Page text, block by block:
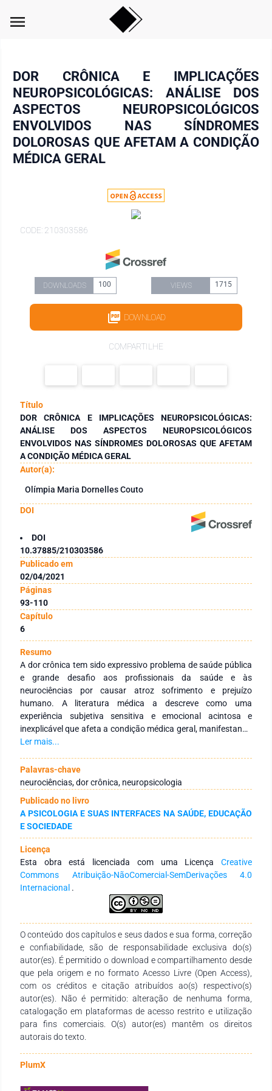
menu
DOR CRÔNICA E IMPLICAÇÕES
NEUROPSICOLÓGICAS: ANÁLISE DOS
ASPECTOS NEUROPSICOLÓGICOS
ENVOLVIDOS NAS SÍNDROMES
DOLOROSAS QUE AFETAM A CONDIÇÃO
MÉDICA GERAL
CODE: 210303586
DOWNLOADS 100 VIEWS 1715
DOWNLOAD
COMPARTILHE
Título
DOR CRÔNICA E IMPLICAÇÕES NEUROPSICOLÓGICAS:
ANÁLISE DOS ASPECTOS NEUROPSICOLÓGICOS
ENVOLVIDOS NAS SÍNDROMES DOLOROSAS QUE AFETAM
A CONDIÇÃO MÉDICA GERAL
Autor(a):
Olímpia Maria Dornelles Couto
DOI
DOI
10.37885/210303586
Publicado em
02/04/2021
Páginas
93-110
Capítulo
6
Resumo
A dor crônica tem sido expressivo problema de saúde pública
e grande desafio aos profissionais da saúde e às
neurociências por causar atroz sofrimento e prejuízo
humano. A literatura médica a descreve como uma
experiência subjetiva sensitiva e emocional acintosa e
inexplicável que afeta a condição médica geral, manifestando
sintomas dolorosos, persistentes mesmo após tratamento ou
a patologia tem oferecido dados importantes acerca da
relação entre cérebro e o comportamento. A neuropsicologia
estuda as bases neurais do comportamento e possui
interconexões com a neurologia, psiquiatria e psicologia,
despertando grande interesse em conhecer a dinâmica
exercida entre elas. Esta análise, alicerçada na revisão de
literatura nacional e internacional, apresenta achados sobre
implicações neuropsicológicas e dor crônica e norteia o
Ler mais...
Palavras-chave
neurociências, dor crônica, neuropsicologia
Publicado no livro
A PSICOLOGIA E SUAS INTERFACES NA SAÚDE, EDUCAÇÃO
E SOCIEDADE
Licença
Esta obra está licenciada com uma Licença Creative
Commons Atribuição-NãoComercial-SemDerivações 4.0
Internacional .
O conteúdo dos capítulos e seus dados e sua forma, correção
e confiabilidade, são de responsabilidade exclusiva do(s)
autor(es). É permitido o download e compartilhamento desde
que pela origem e no formato Acesso Livre (Open Access),
com os créditos e citação atribuídos ao(s) respectivo(s)
autor(es). Não é permitido: alteração de nenhuma forma,
catalogação em plataformas de acesso restrito e utilização
para fins comerciais. O(s) autor(es) mantêm os direitos
autorais do texto.
PlumX